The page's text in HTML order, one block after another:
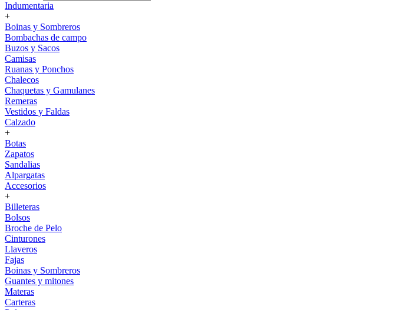
Indumentaria
+
Boinas y Sombreros
Bombachas de campo
Buzos y Sacos
Camisas
Ruanas y Ponchos
Chalecos
Chaquetas y Gamulanes
Remeras
Vestidos y Faldas
Calzado
+
Botas
Zapatos
Sandalias
Alpargatas
Accesorios
+
Billeteras
Bolsos
Broche de Pelo
Cinturones
Llaveros
Fajas
Boinas y Sombreros
Guantes y mitones
Materas
Carteras